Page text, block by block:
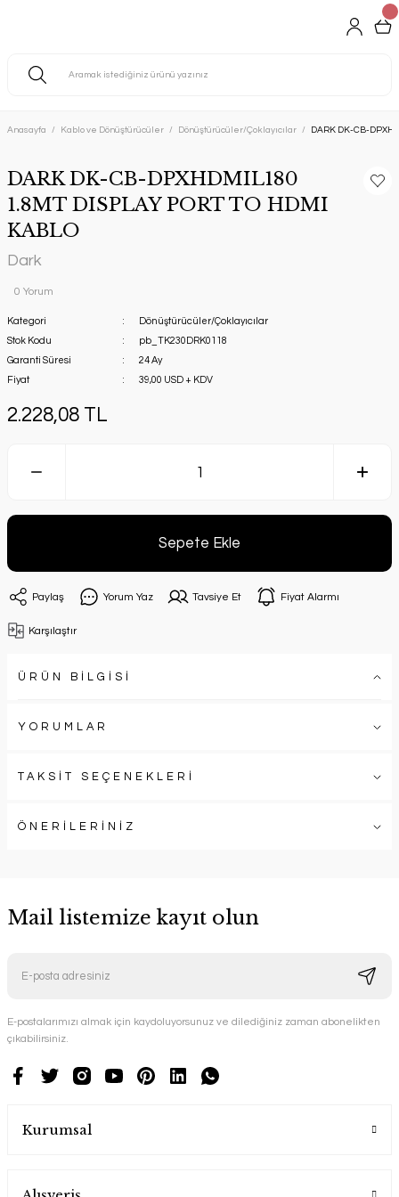
Anasayfa Kablo ve Dönüştürücüler Dönüştürücüler/Çoklayıcılar DARK DK-CB-
DARK DK-CB-DPXHDMIL180
1.8MT DISPLAY PORT TO HDMI
KABLO
Dark
0 Yorum
Kategori
Dönüştürücüler/Çoklayıcılar
Stok Kodu
pb_TK230DRK0118
Garanti Süresi
24 Ay
Fiyat
39,00 USD + KDV
2.228,08 TL
Sepete Ekle
Paylaş Yorum Yaz Tavsiye Et Fiyat Alarmı
Karşılaştır
ÜRÜN BİLGİSİ
YORUMLAR
TAKSİT SEÇENEKLERİ
ÖNERİLERİNİZ
Mail listemize kayıt olun
E-postalarımızı almak için kaydoluyorsunuz ve dilediğiniz zaman abonelikten
çıkabilirsiniz.
Kurumsal